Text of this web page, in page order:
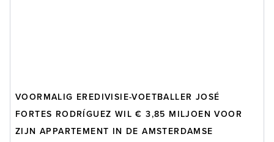
VOORMALIG EREDIVISIE-VOETBALLER JOSÉ
FORTES RODRÍGUEZ WIL € 3,85 MILJOEN VOOR
ZIJN APPARTEMENT IN DE AMSTERDAMSE